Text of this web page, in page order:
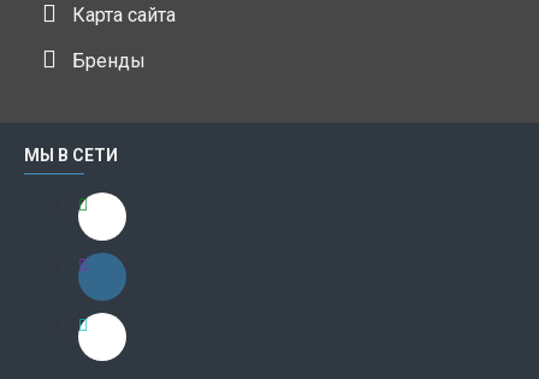
Карта сайта
Бренды
МЫ В СЕТИ